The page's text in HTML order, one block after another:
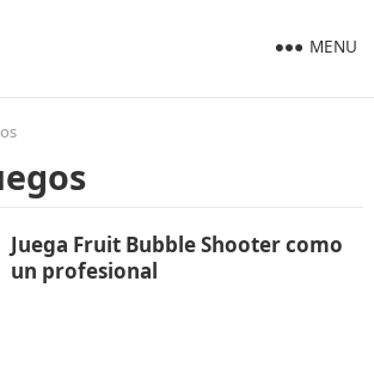
MENU
Juega Fruit Bubble Shooter como
un profesional